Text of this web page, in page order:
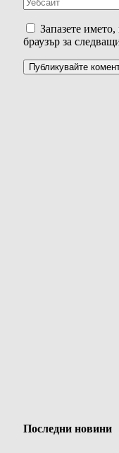
Запазете
браузър за
Последни новини